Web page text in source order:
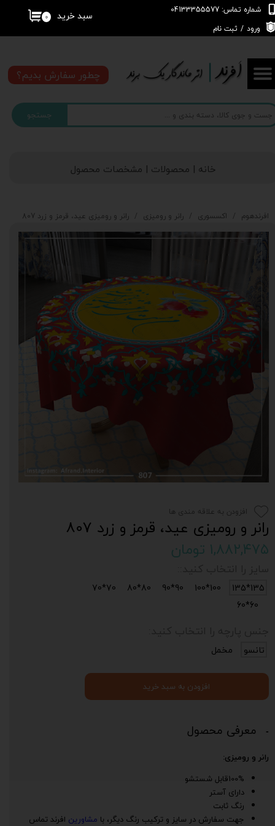
جستجو
شماره تماس: 04133355577
۰ سبد خرید
ورود / ثبت نام
حساب کاربری من
تغییر گذر واژه
سفارشات
خروج از حساب کاربری
چطور سفارش بدیم؟
خانه | محصولات | مشخصات محصول
افرندهوم اکسسوری رانر و رومیزی رانر و رومیزی عید، قرمز و زرد 807
رانر و رومیزی عید، قرمز و زرد 807
۱,۸۸۲,۴۷۵ تومان
135*135
100*100
90*90
80*80
70*70
60*60
تانسو مخمل
افزودن به سبد خرید
افزودن به علاقه مندی ها
معرفی محصول
رانر و رومیزی:
100%قابل شستشو
دارای آستر
رنگ ثابت
جهت سفارش در سایز و ترکیب رنگ دیگر، با مشاورین افرند تماس